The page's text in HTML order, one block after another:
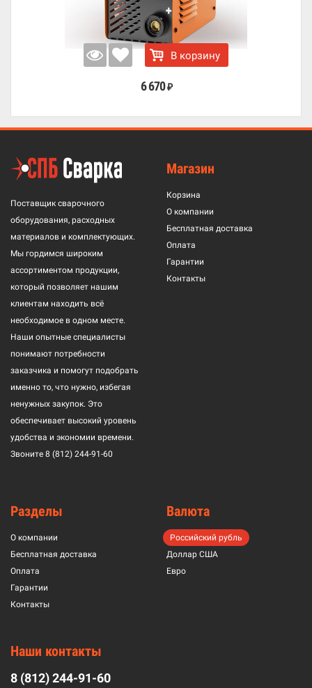
В корзину
6 670 ₽
Поставщик сварочного
оборудования, расходных
материалов и комплектующих.
Мы гордимся широким
ассортиментом продукции,
который позволяет нашим
клиентам находить всё
необходимое в одном месте.
Наши опытные специалисты
понимают потребности
заказчика и помогут подобрать
именно то, что нужно, избегая
ненужных закупок. Это
обеспечивает высокий уровень
удобства и экономии времени.
Звоните 8 (812) 244-91-60
Магазин
Корзина
О компании
Бесплатная доставка
Оплата
Гарантии
Контакты
Разделы
О компании
Бесплатная доставка
Оплата
Гарантии
Контакты
Валюта
Российский рубль
Доллар США
Евро
Наши контакты
8 (812) 244-91-60